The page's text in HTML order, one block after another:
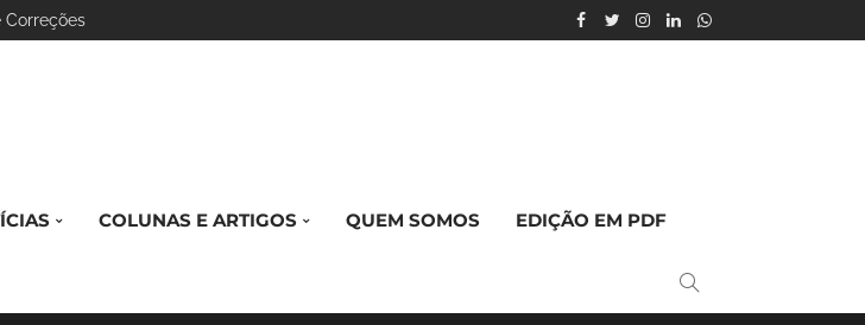
Correções
COLUNAS E ARTIGOS QUEM SOMOS EDIÇÃO EM PDF